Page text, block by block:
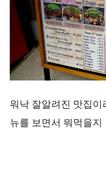
워낙 잘알려진 맛집이
뉴를 보면서 뭐먹을지